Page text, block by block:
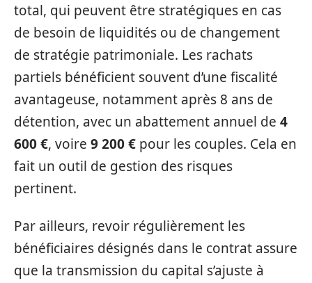
total, qui peuvent être stratégiques en cas
de besoin de liquidités ou de changement
de stratégie patrimoniale. Les rachats
partiels bénéficient souvent d’une fiscalité
avantageuse, notamment après 8 ans de
détention, avec un abattement annuel de 4
600 €, voire 9 200 € pour les couples. Cela en
fait un outil de gestion des risques
pertinent.
Par ailleurs, revoir régulièrement les
bénéficiaires désignés dans le contrat assure
que la transmission du capital s’ajuste à